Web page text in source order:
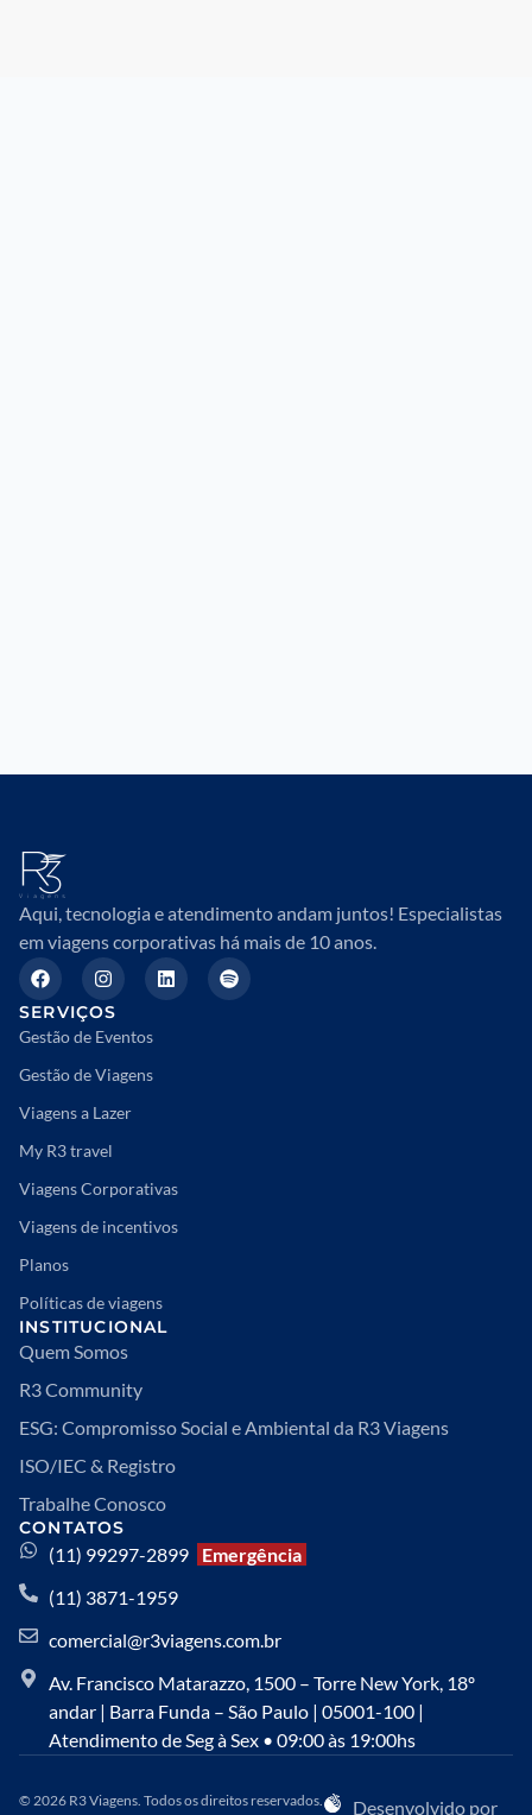
Aqui, tecnologia e atendimento andam juntos! Especialistas
em viagens corporativas há mais de 10 anos.
SERVIÇOS
Gestão de Eventos
Gestão de Viagens
Viagens a Lazer
My R3 travel
Viagens Corporativas
Viagens de incentivos
Planos
Políticas de viagens
INSTITUCIONAL
Quem Somos
R3 Community
ESG: Compromisso Social e Ambiental da R3 Viagens
ISO/IEC & Registro
Trabalhe Conosco
CONTATOS
(11) 99297-2899
Emergência
(11) 3871-1959
comercial@r3viagens.com.br
Av. Francisco Matarazzo, 1500 – Torre New York, 18º
andar | Barra Funda – São Paulo | 05001-100 |
Atendimento de Seg à Sex • 09:00 às 19:00hs
© 2026 R3 Viagens. Todos os direitos reservados. Desenvolvido por